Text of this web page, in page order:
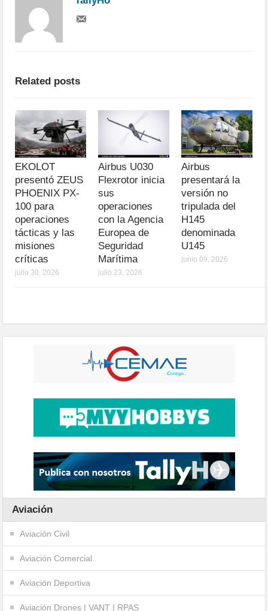
Related posts
EKOLOT
presentó ZEUS
PHOENIX PX-
100 para
operaciones
tácticas y las
misiones
críticas
julio 30, 2026
Airbus U030
Flexrotor inicia
sus
operaciones
con la Agencia
Europea de
Seguridad
Marítima
julio 23, 2026
Airbus
presentará la
versión no
tripulada del
H145
denominada
U145
junio 09, 2026
Aviación
Aviación Civil
Aviación Comercial
Aviación Deportiva
Aviación Drones | VANT | RPAS